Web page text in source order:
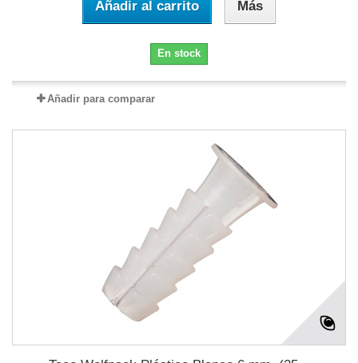
Añadir al carrito Más
En stock
Añadir para comparar